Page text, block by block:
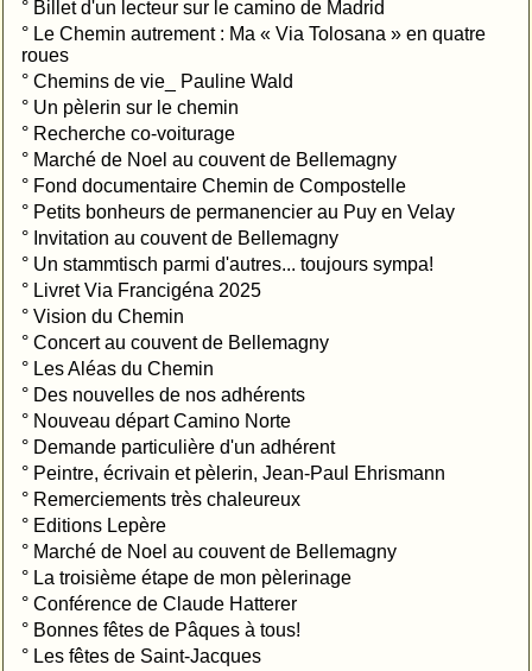
° Billet d'un lecteur sur le camino de Madrid
° Le Chemin autrement : Ma « Via Tolosana » en quatre
roues
° Chemins de vie_ Pauline Wald
° Un pèlerin sur le chemin
° Recherche co-voiturage
° Marché de Noel au couvent de Bellemagny
° Fond documentaire Chemin de Compostelle
° Petits bonheurs de permanencier au Puy en Velay
° Invitation au couvent de Bellemagny
° Un stammtisch parmi d'autres... toujours sympa!
° Livret Via Francigéna 2025
° Vision du Chemin
° Concert au couvent de Bellemagny
° Les Aléas du Chemin
° Des nouvelles de nos adhérents
° Nouveau départ Camino Norte
° Demande particulière d'un adhérent
° Peintre, écrivain et pèlerin, Jean-Paul Ehrismann
° Remerciements très chaleureux
° Editions Lepère
° Marché de Noel au couvent de Bellemagny
° La troisième étape de mon pèlerinage
° Conférence de Claude Hatterer
° Bonnes fêtes de Pâques à tous!
° Les fêtes de Saint-Jacques